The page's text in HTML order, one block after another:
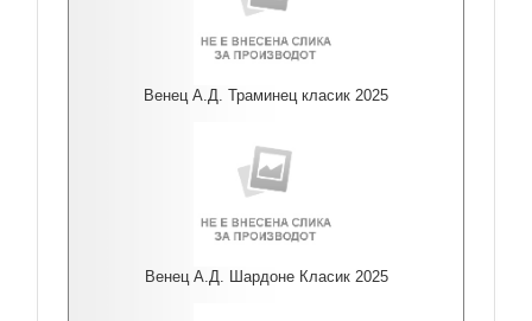
Венец А.Д. Траминец класик 2025
Венец А.Д. Шардоне Класик 2025